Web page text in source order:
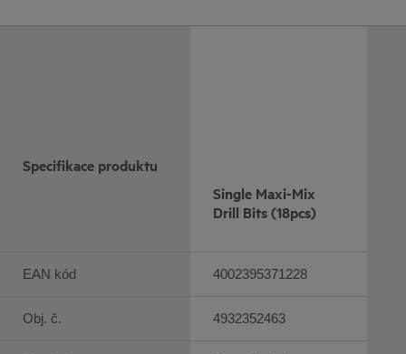
Specifikace produktu
EAN kód
Obj. č.
Single Maxi-Mix
Drill Bits (18pcs)
4002395371228
4932352463